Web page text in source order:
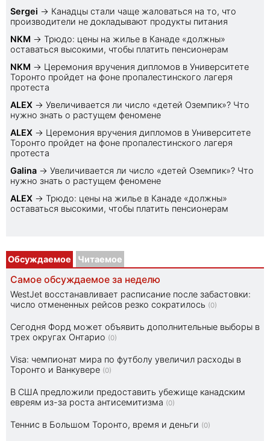
Sеrgei → Канадцы стали чаще жаловаться на то, что
производители не докладывают продукты питания
NKM → Трюдо: цены на жилье в Канаде «должны»
оставаться высокими, чтобы платить пенсионерам
NKM → Церемония вручения дипломов в Университете
Торонто пройдет на фоне пропалестинского лагеря
протеста
ALEX → Увеличивается ли число «детей Оземпик»? Что
нужно знать о растущем феномене
ALEX → Церемония вручения дипломов в Университете
Торонто пройдет на фоне пропалестинского лагеря
протеста
Galina → Увеличивается ли число «детей Оземпик»? Что
нужно знать о растущем феномене
ALEX → Трюдо: цены на жилье в Канаде «должны»
оставаться высокими, чтобы платить пенсионерам
Обсуждаемое Читаемое
Самое обсуждаемое за неделю
WestJet восстанавливает расписание после забастовки:
число отмененных рейсов резко сократилось (0)
Сегодня Форд может объявить дополнительные выборы в
трех округах Онтарио (0)
Visa: чемпионат мира по футболу увеличил расходы в
Торонто и Ванкувере (0)
В США предложили предоставить убежище канадским
евреям из-за роста антисемитизма (0)
Теннис в Большом Торонто, время и деньги (0)